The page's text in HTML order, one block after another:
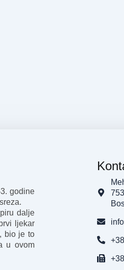
godine
dalje
ljekar
bio je to
u ovom